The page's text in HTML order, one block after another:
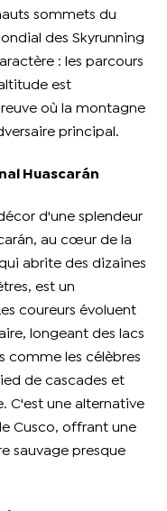
sommets du
des Skyrunning
: les parcours
est
où la montagne
principal.
Huascarán
d'une splendeur
au cœur de la
abrite des dizaines
est un
coureurs évoluent
longeant des lacs
comme les célèbres
de cascades et
C'est une alternative
Cusco, offrant une
sauvage presque